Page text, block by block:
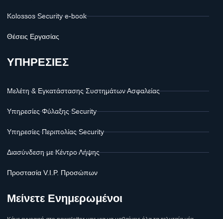
Kolossos Security e-book
Θέσεις Εργασίας
ΥΠΗΡΕΣΙΕΣ
Μελέτη & Εγκατάστασης Συστημάτων Ασφαλείας
Υπηρεσίες Φύλαξης Security
Υπηρεσίες Περιπολίας Security
Διασύνδεση με Κέντρο Λήψης
Προστασία V.I.P. Προσώπων
Μείνετε Ενημερωμένοι